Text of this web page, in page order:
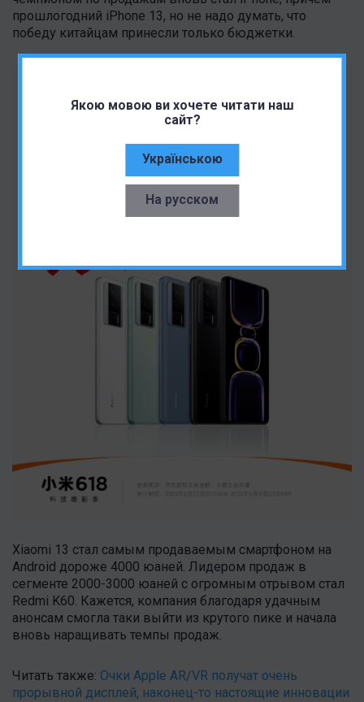
Якою мовою ви хочете читати наш
сайт?
Українською
На русском
прошлогодний iPhone 13, но не надо думать, что
победу китайцам принесли только бюджетки.
Xiaomi 13 стал самым продаваемым смартфоном на
Android дороже 4000 юаней. Лидером продаж в
сегменте 2000-3000 юаней с огромным отрывом стал
Redmi K60. Кажется, компания благодаря удачным
анонсам смогла таки выйти из крутого пике и начала
вновь наращивать темпы продаж.
Читать также: Очки Apple AR/VR получат очень
прорывной дисплей, наконец-то настоящие инновации